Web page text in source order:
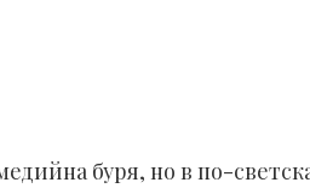
буря, но в по-